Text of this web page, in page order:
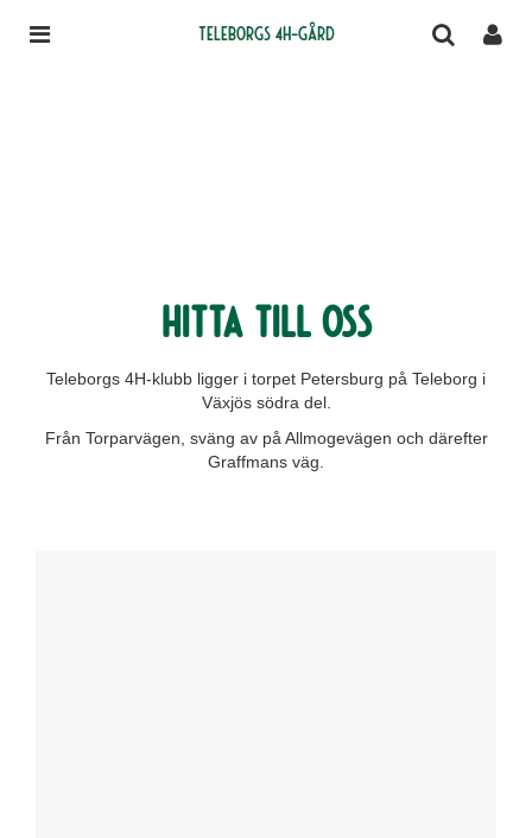
Teleborgs 4H-gård
Hitta till oss
Teleborgs 4H-klubb ligger i torpet Petersburg på Teleborg i
Växjös södra del.
Från Torparvägen, sväng av på Allmogevägen och därefter
Graffmans väg.